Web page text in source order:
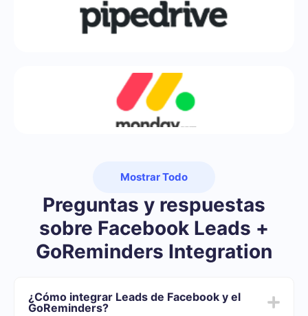
Mostrar Todo
Preguntas y respuestas
sobre Facebook Leads +
GoReminders Integration
¿Cómo integrar Leads de Facebook y el
GoReminders?